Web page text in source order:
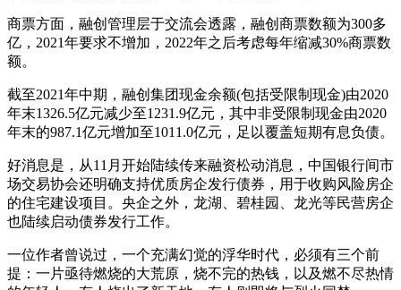
商票方面，融创管理层于交流会透露，融创商票数额为300多
亿，2021年要求不增加，2022年之后考虑每年缩减30%商票数
额。
截至2021年中期，融创集团现金余额(包括受限制现金)由2020
年末1326.5亿元减少至1231.9亿元，其中非受限制现金由2020
年末的987.1亿元增加至1011.0亿元，足以覆盖短期有息负债。
好消息是，从11月开始陆续传来融资松动消息，中国银行间市
场交易协会还明确支持优质房企发行债券，用于收购风险房企
的住宅建设项目。央企之外，龙湖、碧桂园、龙光等民营房企
也陆续启动债券发行工作。
一位作者曾说过，一个充满幻觉的浮华时代，必须有三个前
提：一片亟待燃烧的大荒原，烧不完的热钱，以及燃不尽热情